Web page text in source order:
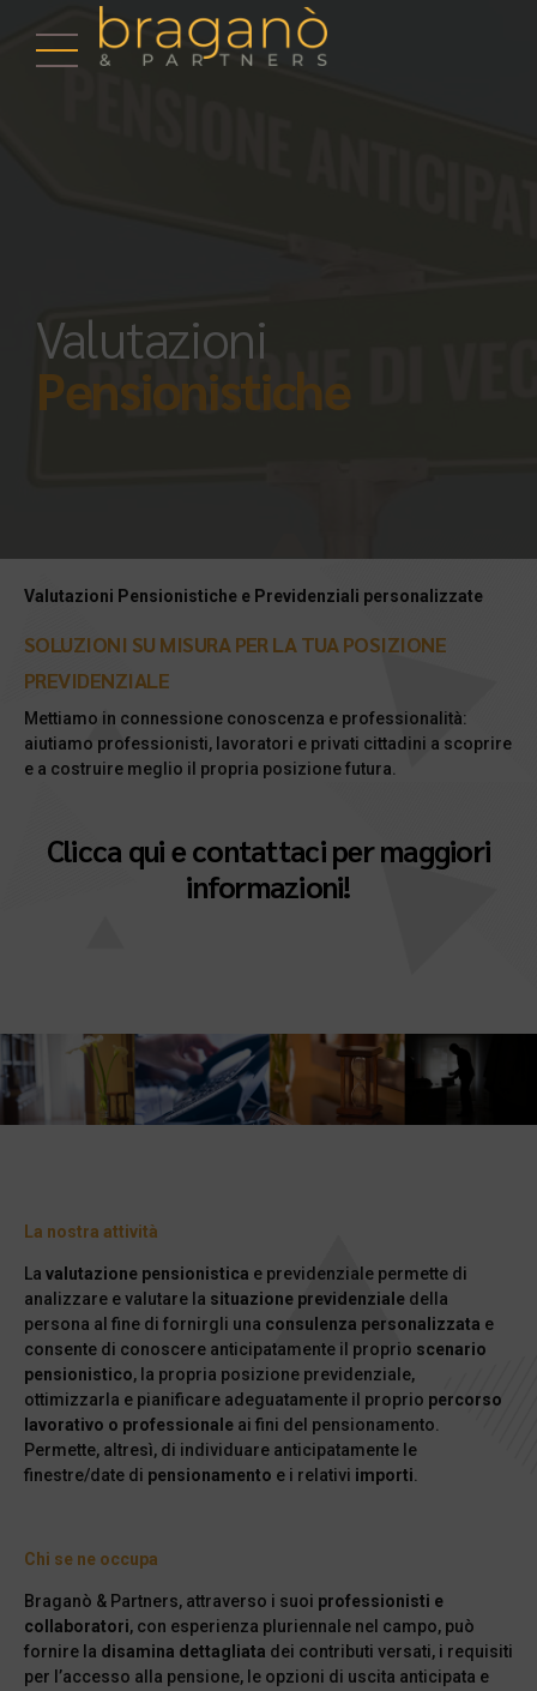
Valutazioni
Pensionistiche
Valutazioni Pensionistiche e Previdenziali personalizzate
SOLUZIONI SU MISURAPER LA TUA POSIZIONE
PREVIDENZIALE
Mettiamo in connessione conoscenza e professionalità:
aiutiamo professionisti, lavoratori e privati cittadini a scoprire
e a costruire meglio il propria posizione futura.
Clicca qui e contattaci per maggiori
informazioni!
La nostra attività
La valutazione pensionistica e previdenziale permette di
analizzare e valutare la situazione previdenziale della
persona al fine di fornirgli una consulenza personalizzata e
consente di conoscere anticipatamente il proprio scenario
pensionistico, la propria posizione previdenziale,
ottimizzarla e pianificare adeguatamente il proprio percorso
lavorativo o professionale ai fini del pensionamento.
Permette, altresì, di individuare anticipatamente le
finestre/date di pensionamento e i relativi importi
Chi se ne occupa
Braganò & Partners, attraverso i suoi professionisti e
collaboratori, con esperienza pluriennale nel campo, può
fornire la disamina dettagliata dei contributi versati, i requisiti
per l’accesso alla pensione, le opzioni di uscita anticipata e